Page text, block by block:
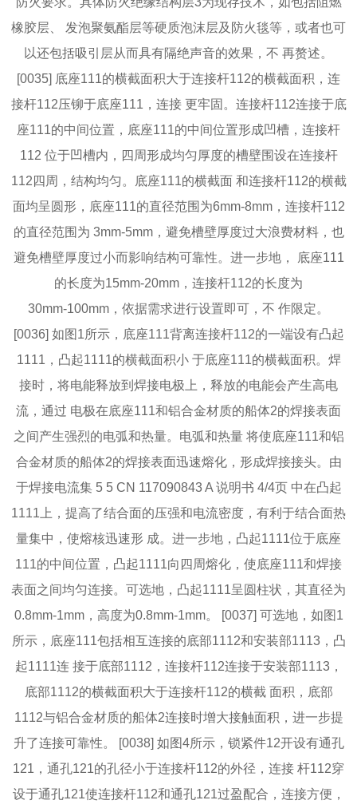
橡胶层、 发泡聚氨酯层等硬质泡沫层及防火毯等，或者也可
以还包括吸引层从而具有隔绝声音的效果，不 再赘述。
[0035] 底座111的横截面积大于连接杆112的横截面积，连
接杆112压铆于底座111，连接 更牢固。连接杆112连接于底
座111的中间位置，底座111的中间位置形成凹槽，连接杆
112 位于凹槽内，四周形成均匀厚度的槽壁围设在连接杆
112四周，结构均匀。底座111的横截面 和连接杆112的横截
面均呈圆形，底座111的直径范围为6mm‑8mm，连接杆112
的直径范围为 3mm‑5mm，避免槽壁厚度过大浪费材料，也
避免槽壁厚度过小而影响结构可靠性。进一步地， 底座111
的长度为15mm‑20mm，连接杆112的长度为
30mm‑100mm，依据需求进行设置即可，不 作限定。
[0036] 如图1所示，底座111背离连接杆112的一端设有凸起
1111，凸起1111的横截面积小 于底座111的横截面积。焊
接时，将电能释放到焊接电极上，释放的电能会产生高电
流，通过 电极在底座111和铝合金材质的船体2的焊接表面
之间产生强烈的电弧和热量。电弧和热量 将使底座111和铝
合金材质的船体2的焊接表面迅速熔化，形成焊接接头。由
于焊接电流集 5 5 CN 117090843 A 说明书 4/4页 中在凸起
1111上，提高了结合面的压强和电流密度，有利于结合面热
量集中，使熔核迅速形 成。进一步地，凸起1111位于底座
111的中间位置，凸起1111向四周熔化，使底座111和焊接
表面之间均匀连接。可选地，凸起1111呈圆柱状，其直径为
0.8mm‑1mm，高度为0.8mm‑1mm。 [0037] 可选地，如图1
所示，底座111包括相互连接的底部1112和安装部1113，凸
起1111连 接于底部1112，连接杆112连接于安装部1113，
底部1112的横截面积大于连接杆112的横截 面积，底部
1112与铝合金材质的船体2连接时增大接触面积，进一步提
升了连接可靠性。 [0038] 如图4所示，锁紧件12开设有通孔
121，通孔121的孔径小于连接杆112的外径，连接 杆112穿
设于通孔121使连接杆112和通孔121过盈配合，连接方便，